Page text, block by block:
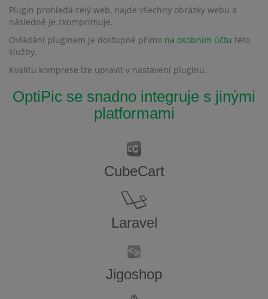
Plugin prohledá celý web, najde všechny obrázky webu a
následně je zkomprimuje.
Ovládání pluginem je dostupné přímo na osobním účtu této
služby.
Kvalitu komprese lze upravit v nastavení pluginu.
OptiPic se snadno integruje s jinými
platformami
CubeCart
Laravel
Jigoshop